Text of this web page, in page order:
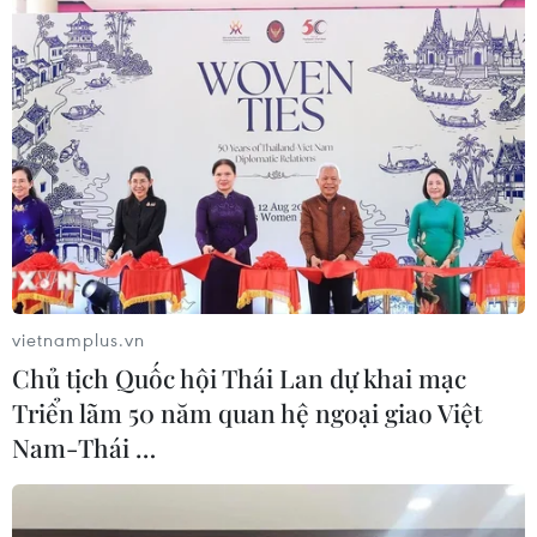
được định giá trên 1 tỷ USD) về fintech có độ
phủ quốc tế lại hoàn toàn nằm trong tầm với.
Trusting Social - một công ty công nghệ tài
chính thuần Việt đang tiến gần tới mục tiêu đó
và còn nhiều công ty khởi nghiệp khác cũng rất
có triển vọng. Đó sẽ là tương lai trung tâm tài
chính của Việt Nam, của Thành phố Hồ Chí
Minh, tiến sỹ Lê Hồng Giang gợi mở.
Điểm đến lý tưởng
Các chuyên gia cho rằng với sự phát triển của
công nghệ, nhiều nghiên cứu cho thấy các trung
tâm tài chính quốc tế vẫn chưa đánh mất vai trò
quan trọng của mình như đã từng có trong lịch
sử. Chúng sẽ chuyển sang một diện mạo mới và
đó cũng là thời cơ cho các quốc gia đến sau như
vietnamplus.vn
Chủ tịch Quốc hội Thái Lan dự khai mạc
Triển lãm 50 năm quan hệ ngoại giao Việt
Nam-Thái …